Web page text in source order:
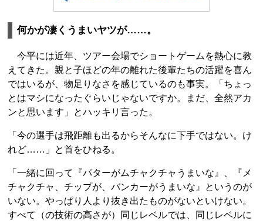
何かが凄くうまいヤツが……。
今平には近年、ツアー会場でショートゲームを熱心に教
えてきた。親と子ほどの年の離れた後輩たちの活躍を喜ん
ではいるが、物足りなさを感じているのも事実。「ちょっ
とはマシになったぐらいじゃないですか。まだ、全然アカ
ンと思います」とハッキリ言った。
「今の選手は飛距離も出るからそんなに下手ではない。け
れど……」と首をひねる。
「一緒に回って『パターがムチャクチャうまいな』、『メ
チャクチャ、チップが、バンカーがうまいな』というのが
いない。やっぱり人より抜き出たものがないといけない。
すべて（の技術の高さが）同じレベルでは、同じレベルに